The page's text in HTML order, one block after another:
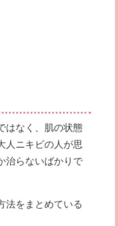
はなく、肌の状態
人ニキビの人が思
治らないばかりで
法をまとめている